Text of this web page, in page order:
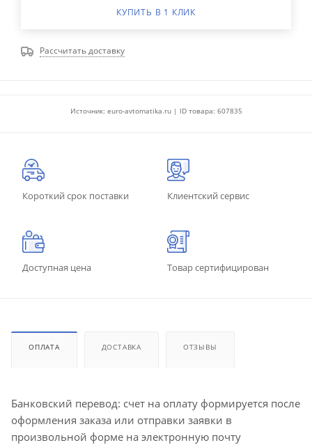
КУПИТЬ В 1 КЛИК
Рассчитать доставку
Источник: euro-avtomatika.ru | ID товара: 607835
Короткий срок поставки Клиентский сервис
Доступная цена Товар сертифицирован
ОПЛАТА ДОСТАВКА ОТЗЫВЫ
Банковский перевод: счет на оплату формируется после
оформления заказа или отправки заявки в
произвольной форме на электронную почту